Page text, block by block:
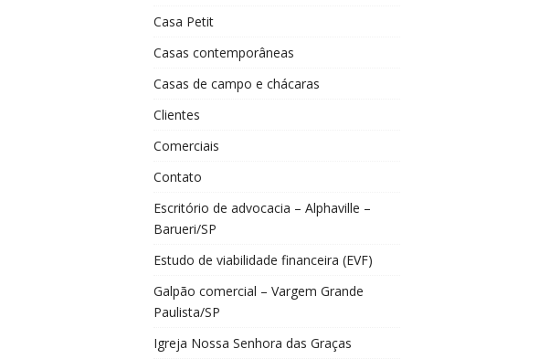
Casa Petit
Casas contemporâneas
Casas de campo e chácaras
Clientes
Comerciais
Contato
Escritório de advocacia – Alphaville –
Barueri/SP
Estudo de viabilidade financeira (EVF)
Galpão comercial – Vargem Grande
Paulista/SP
Igreja Nossa Senhora das Graças